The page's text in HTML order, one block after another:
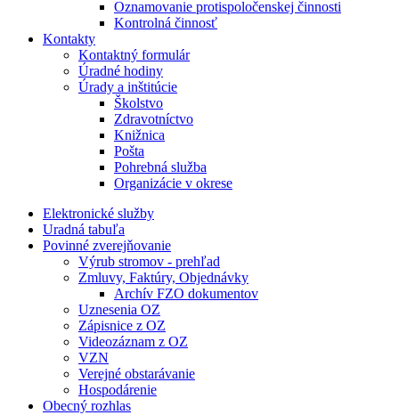
Oznamovanie protispoločenskej činnosti
Kontrolná činnosť
Kontakty
Kontaktný formulár
Úradné hodiny
Úrady a inštitúcie
Školstvo
Zdravotníctvo
Knižnica
Pošta
Pohrebná služba
Organizácie v okrese
Elektronické služby
Uradná tabuľa
Povinné zverejňovanie
Výrub stromov - prehľad
Zmluvy, Faktúry, Objednávky
Archív FZO dokumentov
Uznesenia OZ
Zápisnice z OZ
Videozáznam z OZ
VZN
Verejné obstarávanie
Hospodárenie
Obecný rozhlas